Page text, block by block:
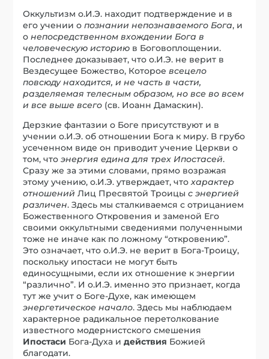
Оккультизм о.И.Э. находит подтверждение и в
его учении опознании непознаваемого Бога, и
онепосредственном вхождении Бога в
человеческую историю в Боговоплощении.
Последнее доказывает, что о.И.Э. не верит в
Вездесущее Божество, Котороевсецело
повсюду находится, и не часть в части,
разделяемая телесным образом, но все во всем
и все выше всего (св. Иоанн Дамаскин).
Дерзкие фантазии о Боге присутствуют и в
учении о.И.Э. об отношении Бога к миру. В грубо
усеченном виде он приводит учение Церкви о
том, чтоэнергия едина для трех Ипостасей.
Сразу же за этими словами, прямо возражая
этому учению, о.И.Э. утверждает, чтохарактер
отношений Лиц Пресвятой Троицыс энергией
различен. Здесь мы сталкиваемся с отрицанием
Божественного Откровения и заменой Его
своими оккультными сведениями полученными
тоже не иначе как по ложному “откровению”.
Это означает, что о.И.Э. не верит в Бога-Троицу,
поскольку ипостаси не могут быть
единосущными, если их отношение к энергии
“различно”. И о.И.Э. именно это признает, когда
тут же учит о Боге-Духе, как имеющем
энергетическое начало. Здесь мы наблюдаем
характерное радикальное перетолкование
известного модернистского смешения
Ипостаси Бога-Духа идействия Божией
благодати.